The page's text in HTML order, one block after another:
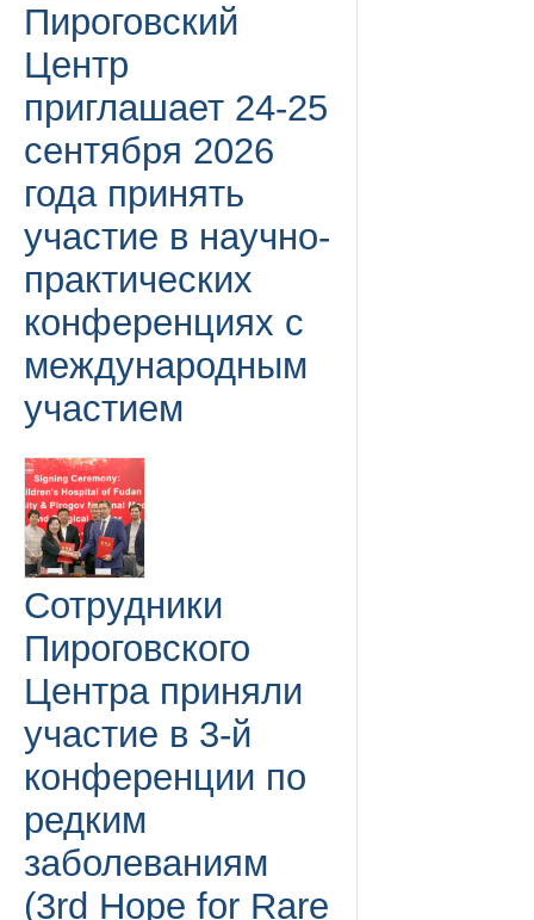
Пироговский
Центр
приглашает 24-25
сентября 2026
года принять
участие в научно-
практических
конференциях с
международным
участием
Сотрудники
Пироговского
Центра приняли
участие в 3-й
конференции по
редким
заболеваниям
(3rd Hope for Rare